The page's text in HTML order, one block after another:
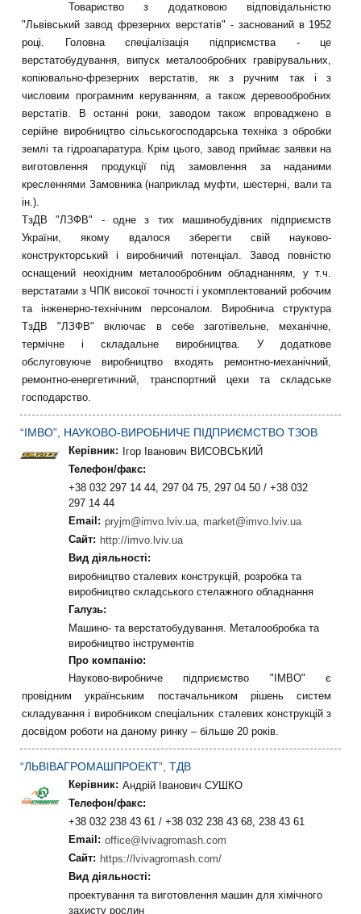
Товариство з додатковою відповідальністю
"Львівський завод фрезерних верстатів" - заснований в 1952
році. Головна спеціалізація підприємства - це
верстатобудування, випуск металообробних гравірувальних,
копіювально-фрезерних верстатів, як з ручним так і з
числовим програмним керуванням, а також деревообробних
верстатів. В останні роки, заводом також впроваджено в
серійне виробництво сільськогосподарська техніка з обробки
землі та гідроапаратура. Крім цього, завод приймає заявки на
виготовлення продукції під замовлення за наданими
кресленнями Замовника (наприклад муфти, шестерні, вали та
ін.).
ТзДВ "ЛЗФВ" - одне з тих машинобудівних підприємств
України, якому вдалося зберегти свій науково-
конструкторський і виробничий потенціал. Завод повністю
оснащений неохідним металообробним обладнанням, у т.ч.
верстатами з ЧПК високої точності і укомплектований робочим
та інженерно-технічним персоналом. Виробнича структура
ТзДВ "ЛЗФВ" включає в себе заготівельне, механічне,
термічне і складальне виробництва. У додаткове
обслуговуюче виробництво входять ремонтно-механічний,
ремонтно-енергетичний, транспортний цехи та складське
господарство.
“IМВО”, НАУКОВО-ВИРОБНИЧЕ ПІДПРИЄМСТВО ТЗОВ
Керівник:
Ігор Іванович ВИСОВСЬКИЙ
Телефон/факс:
+38 032 297 14 44, 297 04 75, 297 04 50 / +38 032
297 14 44
Email: pryjm@imvo.lviv.ua, market@imvo.lviv.ua
Сайт: http://imvo.lviv.ua
Вид діяльності:
виробництво сталевих конструкцій, розробка та
виробництво складського стелажного обладнання
Галузь:
Машино- та верстатобудування. Металообробка та
виробництво інструментів
Про компанію:
Науково-виробниче підприємство "ІМВО" є
провідним українським постачальником рішень систем
складування і виробником спеціальних сталевих конструкцій з
досвідом роботи на даному ринку – більше 20 років.
“ЛЬВІВАГРОМАШПРОЕКТ”, ТДВ
Керівник: Андрій Іванович СУШКО
Телефон/факс:
+38 032 238 43 61 / +38 032 238 43 68, 238 43 61
Email: office@lvivagromash.com
Сайт: https://lvivagromash.com/
Вид діяльності:
проектування та виготовлення машин для хімічного
захисту рослин